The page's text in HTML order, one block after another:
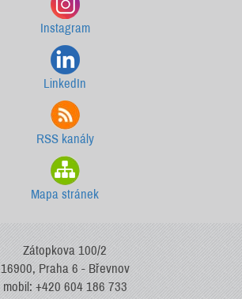
Instagram
LinkedIn
RSS kanály
Mapa stránek
Zátopkova 100/2
16900, Praha 6 - Břevnov
mobil: +420 604 186 733